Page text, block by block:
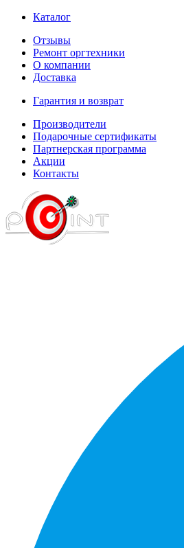
Каталог
Отзывы
Ремонт оргтехники
О компании
Доставка
Гарантия и возврат
Производители
Подарочные сертификаты
Партнерская программа
Акции
Контакты